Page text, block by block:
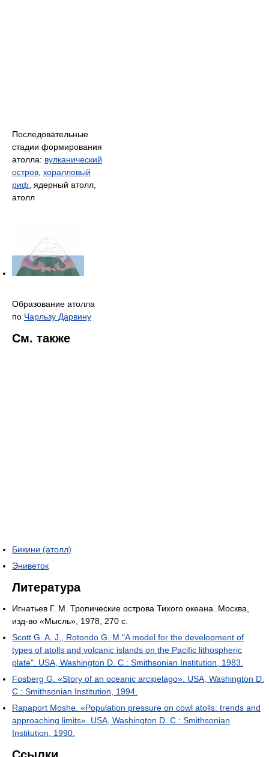
Последовательные
стадии формирования
атолла: вулканический
остров коралловый
риф , ядерный атолл,
атолл
Образование атолла
по Чарльзу Дарвину
См. также
Бикини (атолл)
Эниветок
Литература
Игнатьев Г. М. Тропические острова Тихого океана. Москва,
изд-во «Мысль», 1978, 270 c.
Scott G. A. J., Rotondo G. M."A model for the development of
types of atolls and volcanic islands on the Pacific lithospheric
plate". USA, Washington D. C.: Smithsonian Institution, 1983.
Fosberg G. «Story of an oceanic arcipelago». USA, Washington D.
C.: Smithsonian Institution, 1994.
Rapaport Moshe. «Population pressure on cowl atolls: trends and
approaching limits». USA, Washington D. C.: Smithsonian
Institution, 1990.